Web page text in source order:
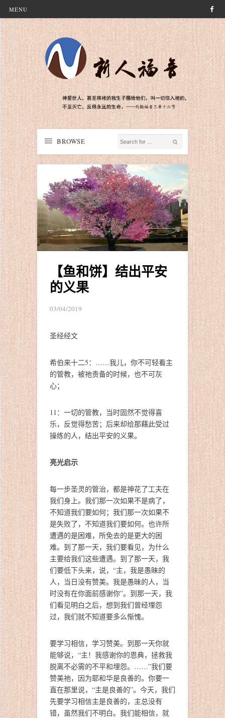
MENU
BROWSE
【鱼和饼】结出平安
的义果
03/04/2019
圣经经文
希伯来十二5：……我儿，你不可轻看主
的管教，被祂责备的时候， 也不可灰
心；
11：一切的管教，当时固然不觉得喜
乐，反觉得愁苦； 后来却给那藉此受过
操练的人，结出平安的义果。
亮光启示
每一步圣灵的管治，都是神花了工夫在
我们身上。 我们那一次如果不是病了，
不知道我们要如何； 我们那一次如果不
是失败了，不知道我们要如何。 也许所
遭遇的是困难，所免去的是更大的困
难。到了那一天， 我们要看见，为什么
主要给我们这些遭遇。到了那一天， 我
们要低下头来，说，“主，我是愚昧的
人，当日没有赞美。 我是愚昧的人，当
时没有在你面前感谢你”。到那一天， 我
们看见明白之后，想到我们曾经埋怨
过， 我们就不知道要多么惭愧。
要学习相信，学习赞美。到那一天你就
能够说，“主！ 我感谢你的恩典，拯救我
脱离不必需的不平和埋怨。……”我们要
赞美祂，因为耶和华是良善的。你要一
直在那里说，“主是良善的”。今天，我们
先要学习相信主是良善的，主总没有
错， 虽然我们不明白。我们能相信，就